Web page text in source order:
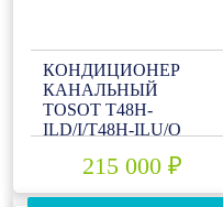
КОНДИЦИОНЕР
КАНАЛЬНЫЙ
TOSOT T48H-
ILD/I/T48H-ILU/O
215 000 ₽